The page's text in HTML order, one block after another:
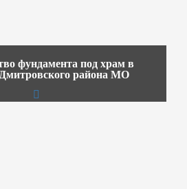
фундамента под храм в
района МО